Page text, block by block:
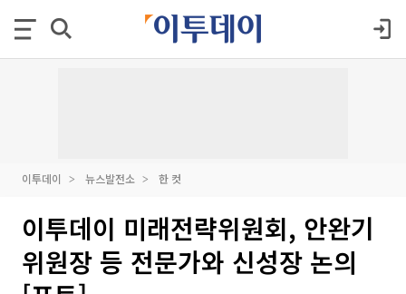
이투데이 뉴스발전소 한 컷
이투데이 미래전략위원회, 안완기
위원장 등 전문가와 신성장 논의